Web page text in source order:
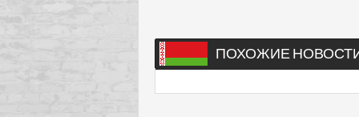
ПОХОЖИЕ